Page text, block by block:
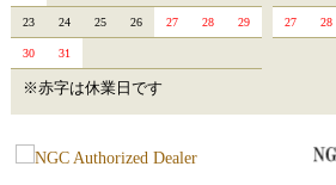
23 24 25 26 27 28 29
30 31
27 28
※赤字は休業日です